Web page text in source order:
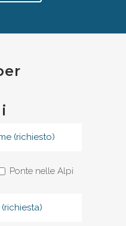
Ponte nelle Alpi